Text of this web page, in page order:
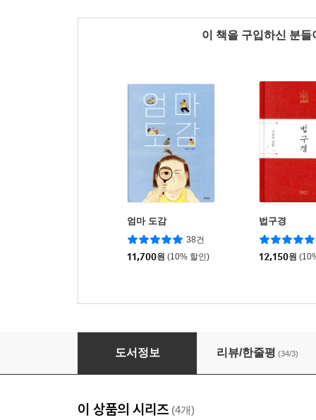
이 책을 구입하신 분
엄마 도감
38건
11,700원 (10% 할인)
법구경
12,150원
할아버지 집에 공룡이 있어요!
도서정보 리뷰/한줄평 (34/3)
이 상품의 시리즈 (4개)